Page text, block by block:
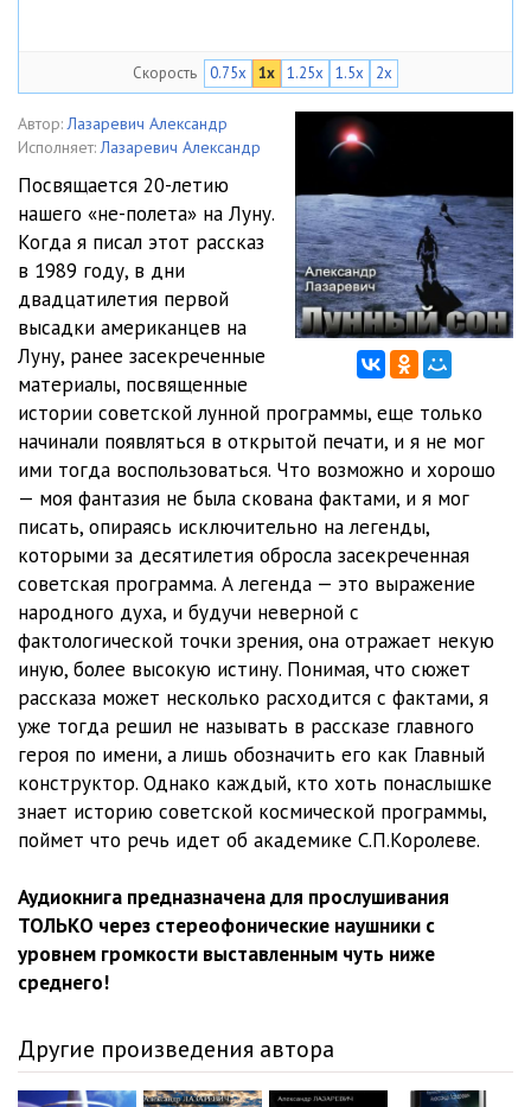
Скорость 0.75x 1x 1.25x 1.5x 2x
Автор: Лазаревич Александр
Исполняет: Лазаревич Александр
Посвящается 20-летию
нашего «не-полета» на Луну.
Когда я писал этот рассказ
в 1989 году, в дни
двадцатилетия первой
высадки американцев на
Луну, ранее засекреченные
материалы, посвященные
истории советской лунной программы, еще только
начинали появляться в открытой печати, и я не мог
ими тогда воспользоваться. Что возможно и хорошо
— моя фантазия не была скована фактами, и я мог
писать, опираясь исключительно на легенды,
которыми за десятилетия обросла засекреченная
советская программа. А легенда — это выражение
народного духа, и будучи неверной с
фактологической точки зрения, она отражает некую
иную, более высокую истину. Понимая, что сюжет
рассказа может несколько расходится с фактами, я
уже тогда решил не называть в рассказе главного
героя по имени, а лишь обозначить его как Главный
конструктор. Однако каждый, кто хоть понаслышке
знает историю советской космической программы,
поймет что речь идет об академике С.П.Королеве.
Аудиокнига предназначена для прослушивания
ТОЛЬКО через стереофонические наушники с
уровнем громкости выставленным чуть ниже
среднего!
Другие произведения автора